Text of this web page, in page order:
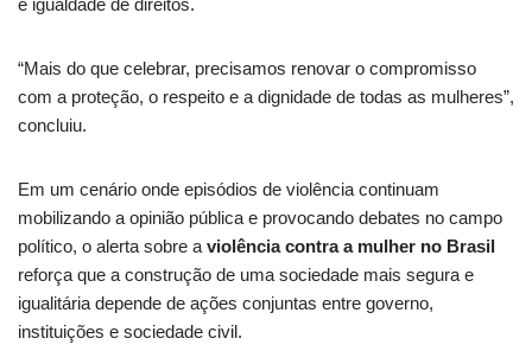
“Mais do que celebrar, precisamos renovar o compromisso
com a proteção, o respeito e a dignidade de todas as mulheres”,
concluiu.
Em um cenário onde episódios de violência continuam
mobilizando a opinião pública e provocando debates no campo
político, o alerta sobre a violência contra a mulher no Brasil
reforça que a construção de uma sociedade mais segura e
igualitária depende de ações conjuntas entre governo,
instituições e sociedade civil.